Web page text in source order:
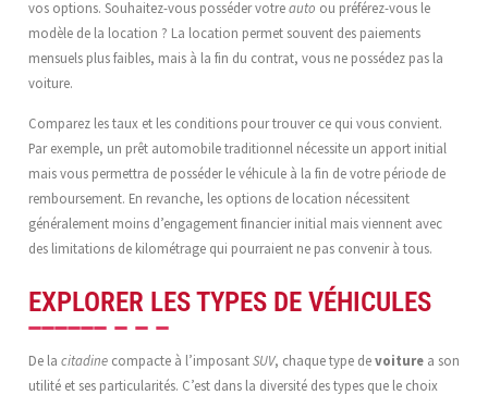
vos options. Souhaitez-vous posséder votreauto ou préférez-vous le
modèle de la location ? La location permet souvent des paiements
mensuels plus faibles, mais à la fin du contrat, vous ne possédez pas la
voiture.
Comparez les taux et les conditions pour trouver ce qui vous convient.
Par exemple, un prêt automobile traditionnel nécessite un apport initial
mais vous permettra de posséder le véhicule à la fin de votre période de
remboursement. En revanche, les options de location nécessitent
généralement moins d’engagement financier initial mais viennent avec
des limitations de kilométrage qui pourraient ne pas convenir à tous.
EXPLORER LES TYPES DE VÉHICULES
De la citadinecompacte à l’imposantSUV, chaque type devoiturea son
utilité et ses particularités. C’est dans la diversité des types que le choix